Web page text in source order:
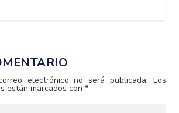
electrónico no será publicada. Los
están marcados con*